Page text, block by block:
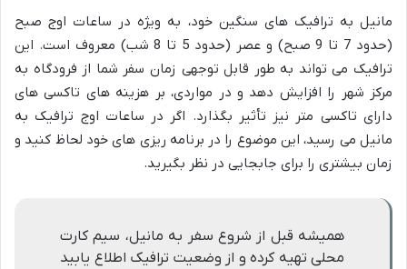
مانیل به ترافیک های سنگین خود، به ویژه در ساعات اوج صبح
(حدود 7 تا 9 صبح) و عصر (حدود 5 تا 8 شب) معروف است. این
ترافیک می تواند به طور قابل توجهی زمان سفر شما از فرودگاه به
مرکز شهر را افزایش دهد و در مواردی، بر هزینه های تاکسی های
دارای تاکسی متر نیز تأثیر بگذارد. اگر در ساعات اوج ترافیک به
مانیل می رسید، این موضوع را در برنامه ریزی های خود لحاظ کنید و
زمان بیشتری را برای جابجایی در نظر بگیرید.
همیشه قبل از شروع سفر به مانیل، سیم کارت
محلی تهیه کرده و از وضعیت ترافیک اطلاع یابید